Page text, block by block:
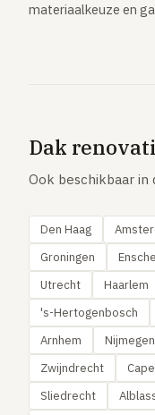
materiaalkeuze en
Dak
Ook beschikbaar in
Den Haag
Groningen
Utrecht
Haarlem
's-Hertogenbosch
Arnhem
Nijmegen
Zwijndrecht
Sliedrecht